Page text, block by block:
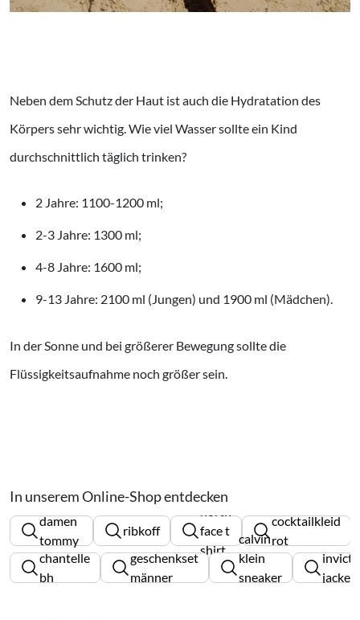
Neben dem Schutz der Haut ist auch die Hydratation des
Körpers sehr wichtig. Wie viel Wasser sollte ein Kind
durchschnittlich täglich trinken?
2 Jahre: 1100-1200 ml;
2-3 Jahre: 1300 ml;
4-8 Jahre: 1600 ml;
9-13 Jahre: 2100 ml (Jungen) und 1900 ml (Mädchen).
In der Sonne und bei größerer Bewegung sollte die
Flüssigkeitsaufnahme noch größer sein.
In unserem Online-Shop entdecken
sneaker
damen
tommy
hilfiger
ribkoff
face t
shirt
cocktailkleid
rot
chantelle
bh
geschenkset
männer
calvin
klein
sneaker
invicta
jacke